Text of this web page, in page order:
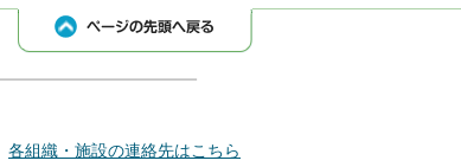
各組織・施設の連絡先はこちら